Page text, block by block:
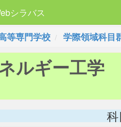
シラバス
等専門学校 学際領域科目
ルギー工学